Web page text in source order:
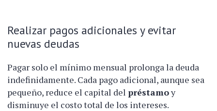
Realizar pagos adicionales y evitar
nuevas deudas
Pagar solo el mínimo mensual prolonga la deuda
indefinidamente. Cada pago adicional, aunque sea
pequeño, reduce el capital del préstamoy
disminuye el costo total de los intereses.